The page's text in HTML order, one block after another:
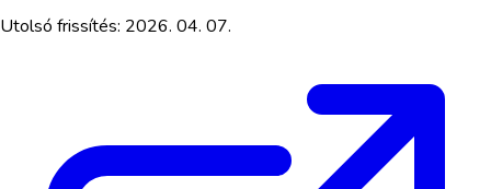
Utolsó frissítés: 2026. 04. 07.